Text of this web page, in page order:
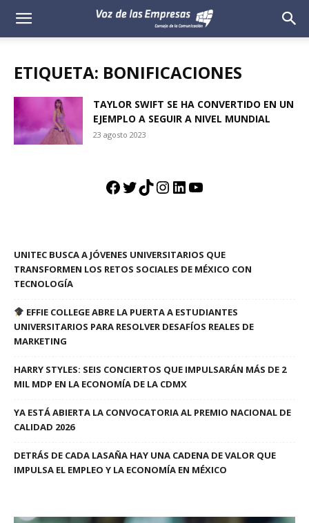
Voz
Empresas
ETIQUETA: BONIFICACIONES
TAYLOR SWIFT SE HA CONVERTIDO EN UN
EJEMPLO A SEGUIR A NIVEL MUNDIAL
23 agosto 2023
Facebook
Twitter
TikTok
Instagram
LinkedIn
YouTube
UNITEC BUSCA A JÓVENES UNIVERSITARIOS QUE
TRANSFORMEN LOS RETOS SOCIALES DE MÉXICO CON
TECNOLOGÍA
EFFIE COLLEGE ABRE LA PUERTA A ESTUDIANTES
UNIVERSITARIOS PARA RESOLVER DESAFÍOS REALES DE
MARKETING
HARRY STYLES: SEIS CONCIERTOS QUE IMPULSARÁN MÁS DE 2
MIL MDP EN LA ECONOMÍA DE LA CDMX
YA ESTÁ ABIERTA LA CONVOCATORIA AL PREMIO NACIONAL DE
CALIDAD 2026
DETRÁS DE CADA LASAÑA HAY UNA CADENA DE VALOR QUE
IMPULSA EL EMPLEO Y LA ECONOMÍA EN MÉXICO